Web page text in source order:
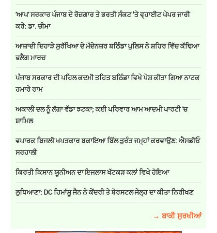
'ਆਪ' ਸਰਕਾਰ ਪੰਜਾਬ ਦੇ ਰੋਜ਼ਗਾਰ ਤੇ ਭਰਤੀ ਸੰਕਟ ’ਤੇ ਵ੍ਹਾਈਟ ਪੇਪਰ ਜਾਰੀ
ਕਰੇ: ਡਾ. ਚੀਮਾ
ਆਜ਼ਾਦੀ ਦਿਹਾੜੇ ਸੁਰੱਖਿਆ ਦੇ ਮੱਦੇਨਜ਼ਰ ਬਠਿੰਡਾ ਪੁਲਿਸ ਨੇ ਸ਼ਹਿਰ ਵਿੱਚ ਕੱਢਿਆ
ਫਲੈਗ ਮਾਰਚ
ਪੰਜਾਬ ਸਰਕਾਰ ਦੀ ਪਹਿਲ ਕਦਮੀ ਤਹਿਤ ਬਠਿੰਡਾ ਵਿਖੇ ਪੇਸ਼ ਕੀਤਾ ਗਿਆ ਨਾਟਕ
ਹਮਾਰੇ ਰਾਮ
ਅਕਾਲੀ ਦਲ ਨੂੰ ਲੱਗਾ ਵੱਡਾ ਝਟਕਾ; ਕਈ ਪਰਿਵਾਰ ਆਮ ਆਦਮੀ ਪਾਰਟੀ 'ਚ
ਸ਼ਾਮਿਲ
ਵਪਾਰਕ ਬਿਜਲੀ ਖਪਤਕਾਰ ਬਕਾਇਆ ਬਿੱਲ ਤੁਰੰਤ ਜਮ੍ਹਾਂ ਕਰਵਾਉਣ: ਐਸਡੀਓ
ਸਰਹਾਲੀ
ਕਿਰਤੀ ਕਿਸਾਨ ਯੂਨੀਅਨ ਦਾ ਇਜਲਾਸ ਖੱਟਕੜ ਕਲਾਂ ਵਿਖੇ ਹੋਇਆ
ਲੁਧਿਆਣਾ: DC ਹਿਮਾਂਸ਼ੂ ਜੈਨ ਨੇ ਕੇਂਦਰੀ ਤੇ ਬੋਰਸਟਲ ਜੇਲ੍ਹ ਦਾ ਕੀਤਾ ਨਿਰੀਖਣ
→ ਬਾਕੀ ਸੁਰਖੀਆਂ